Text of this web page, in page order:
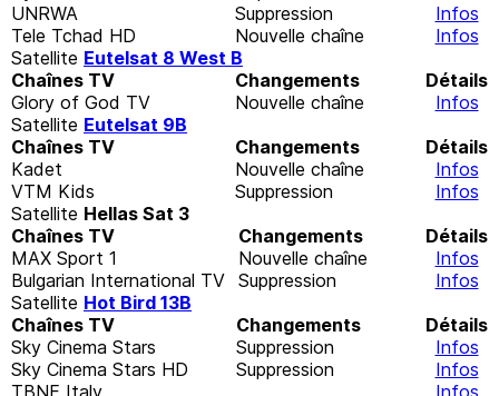
UNRWA
Suppression
Infos
Tele Tchad HD
Nouvelle chaîne
Infos
Satellite Eutelsat 8 West B
Chaînes TV
Changements
Détails
Glory of God TV
Nouvelle chaîne
Infos
Satellite Eutelsat 9B
Chaînes TV
Changements
Détails
Kadet
Nouvelle chaîne
Infos
VTM Kids
Suppression
Infos
Satellite Hellas Sat 3
Chaînes TV
Changements
Détails
MAX Sport 1
Nouvelle chaîne
Infos
Bulgarian International TV Suppression
Infos
Satellite Hot Bird 13B
Chaînes TV
Changements
Détails
Sky Cinema Stars
Suppression
Infos
Sky Cinema Stars HD
Suppression
Infos
TBNE Italy
Infos